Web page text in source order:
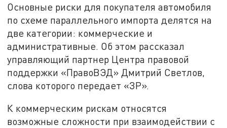
Основные риски для покупателя автомобиля
по схеме параллельного импорта делятся на
две категории: коммерческие и
административные. Об этом рассказал
управляющий партнер Центра правовой
поддержки «ПравоВЭД» Дмитрий Светлов,
слова которого передает «ЗР».
К коммерческим рискам относятся
возможные сложности при взаимодействии с